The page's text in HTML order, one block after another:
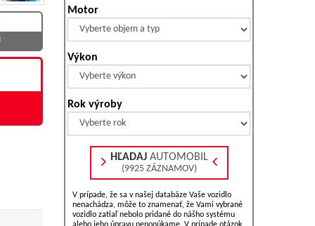
Motor
Výkon
Rok výroby
HĽADAJAUTOMOBIL
(9925 ZÁZNAMOV)
V prípade, že sa v našej databáze Vaše vozidlo
nenachádza, môže to znamenať, že Vami vybrané
vozidlo zatiaľ nebolo pridané do nášho systému